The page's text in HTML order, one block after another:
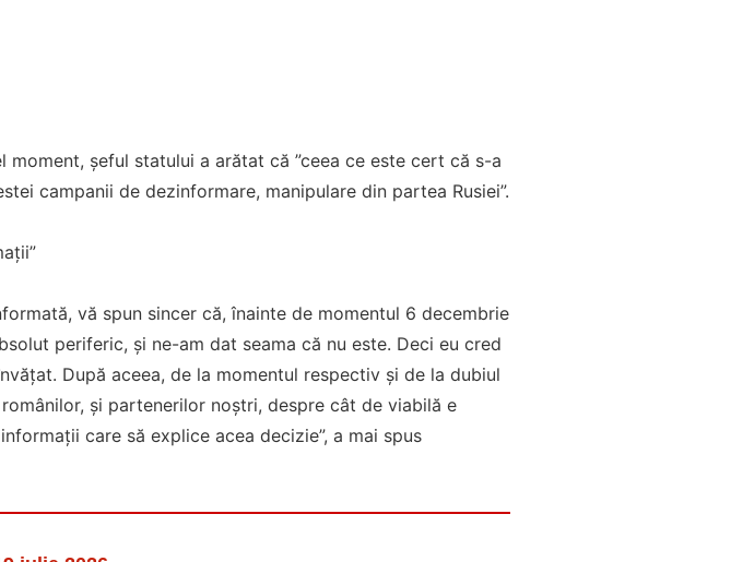
şeful statului a arătat că ”ceea ce este cert că s-a
campanii de dezinformare, manipulare din partea Rusiei”.
vă spun sincer că, înainte de momentul 6 decembrie
periferic, şi ne-am dat seama că nu este. Deci eu cred
După aceea, de la momentul respectiv şi de la dubiul
şi partenerilor noştri, despre cât de viabilă e
care să explice acea decizie”, a mai spus